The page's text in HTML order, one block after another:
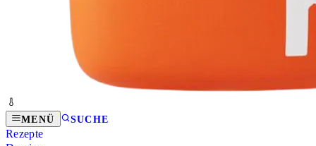
MENÜ SUCHE
Rezepte